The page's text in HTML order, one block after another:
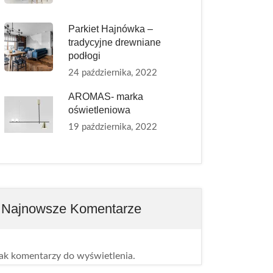
Parkiet Hajnówka –
tradycyjne drewniane
podłogi
24 października, 2022
AROMAS- marka
oświetleniowa
19 października, 2022
Najnowsze Komentarze
komentarzy do wyświetlenia.